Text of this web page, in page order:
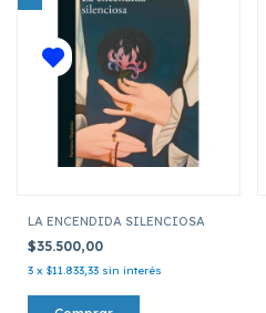
LA ENCENDIDA SILENCIOSA
$35.500,00
3 x $11.833,33 sin interés